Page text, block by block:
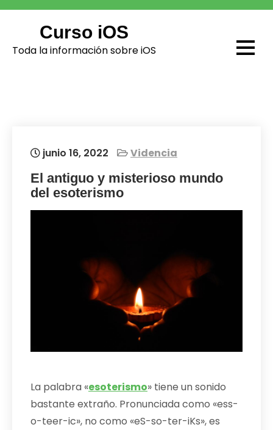
Skip
Curso iOS
Toda la información sobre iOS
junio 16, 2022 Videncia
El antiguo y misterioso mundo
del esoterismo
La palabra «esoterismo» tiene un sonido
bastante extraño. Pronunciada como «ess-
o-teer-ic», no como «eS-so-ter-iKs», es